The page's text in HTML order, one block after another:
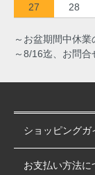
27
28
～お盆期間中休
～8/16迄、お問合
ショッピングガ
お支払い方法に